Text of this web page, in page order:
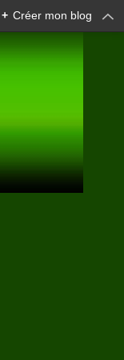
+ Créer mon blog